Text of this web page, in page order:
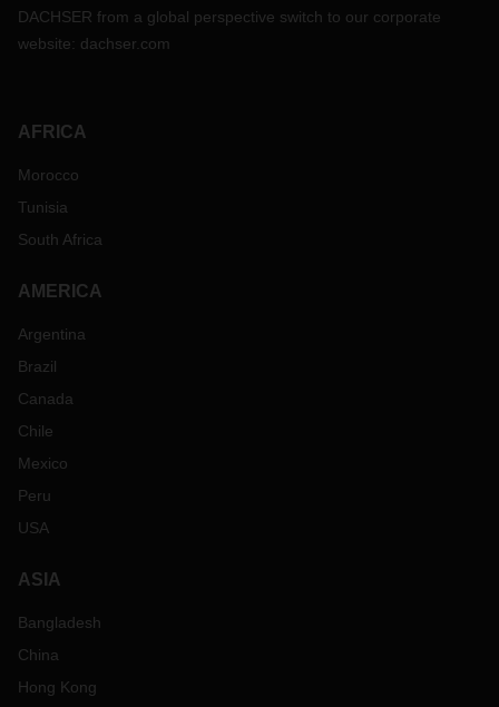
DACHSER from a global perspective switch to our corporate
website: dachser.com
AFRICA
Morocco
Tunisia
South Africa
AMERICA
Argentina
Brazil
Canada
Chile
Mexico
Peru
USA
ASIA
Bangladesh
China
Hong Kong